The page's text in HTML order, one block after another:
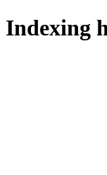
Indexing